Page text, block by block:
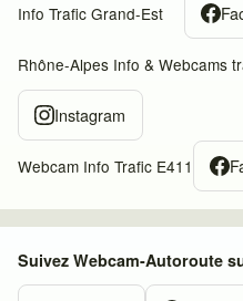
Info Trafic Grand-Est
Rhône-Alpes Info & Webcams
Instagram
Webcam Info Trafic E411
Suivez Webcam-Autoroute